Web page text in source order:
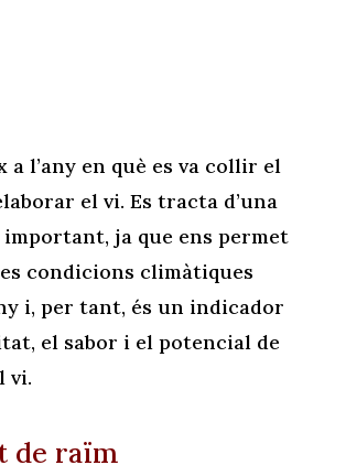
a l’any en què es va collir el
el vi. Es tracta d’una
ja que ens permet
condicions climàtiques
i, per tant, és un indicador
el sabor i el potencial de
vi.
de raïm